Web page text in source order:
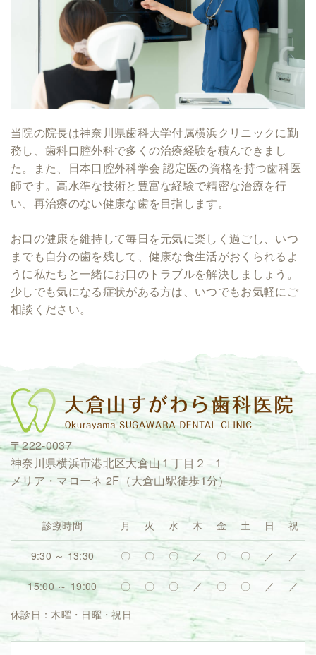
当院の院長は神奈川県歯科大学付属横浜クリニックに勤
務し、歯科口腔外科で多くの治療経験を積んできまし
た。また、日本口腔外科学会 認定医の資格を持つ歯科医
師です。高水準な技術と豊富な経験で精密な治療を行
い、再治療のない健康な歯を目指します。
お口の健康を維持して毎日を元気に楽しく過ごし、いつ
までも自分の歯を残して、健康な食生活がおくられるよ
うに私たちと一緒にお口のトラブルを解決しましょう。
少しでも気になる症状がある方は、いつでもお気軽にご
相談ください。
〒222-0037
神奈川県横浜市港北区大倉山１丁目２−１
メリア・マローネ 2F（大倉山駅徒歩1分）
診療時間 月 火 水 木 金 土 日 祝
9:30 ～ 13:30 〇 〇 〇 ／ 〇 〇 ／ ／
15:00 ～ 19:00 〇 〇 〇 ／ 〇 〇 ／
／
休診日：木曜・日曜・祝日